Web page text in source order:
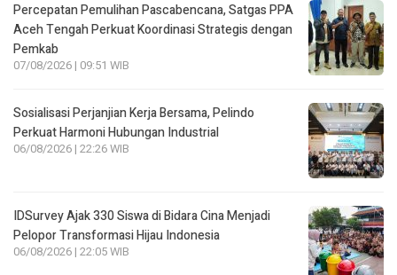
Percepatan Pemulihan Pascabencana, Satgas PPA
Aceh Tengah Perkuat Koordinasi Strategis dengan
Pemkab
07/08/2026 | 09:51 WIB
Sosialisasi Perjanjian Kerja Bersama, Pelindo
Perkuat Harmoni Hubungan Industrial
06/08/2026 | 22:26 WIB
IDSurvey Ajak 330 Siswa di Bidara Cina Menjadi
Pelopor Transformasi Hijau Indonesia
06/08/2026 | 22:05 WIB